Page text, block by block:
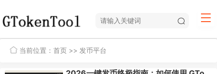
当前位置： 首页 >> 发币平台